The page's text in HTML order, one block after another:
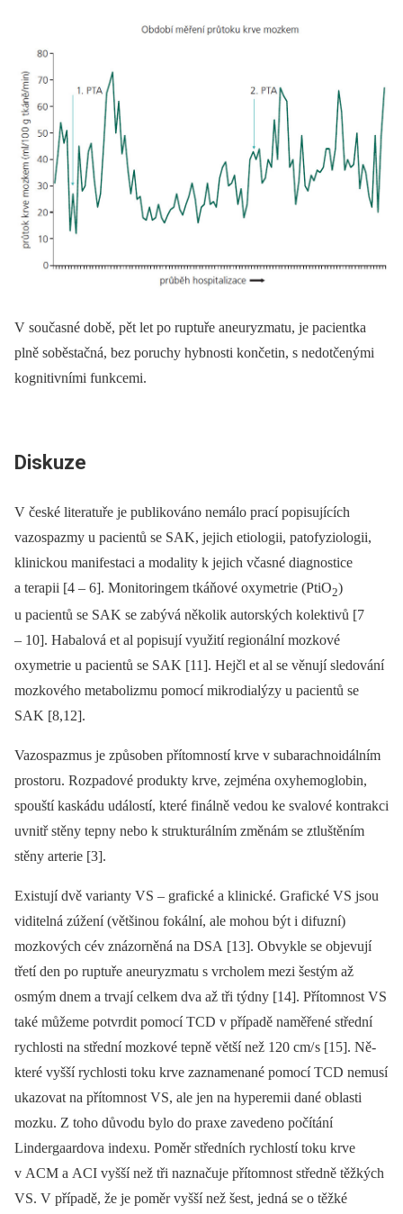
V současné době, pět let po ruptuře aneuryzmatu, je pacientka
plně soběstačná, bez poruchy hybnosti končetin, s nedotčenými
kognitivními funkcemi.
Diskuze
V české literatuře je publikováno nemálo prací popisujících
vazospazmy u pacientů se SAK, jejich etiologii, patofyziologii,
klinickou manifestaci a modality k jejich včasné dia­gnostice
a terapii [4 –⁠ 6]. Monitoringem tkáňové oxymetrie (PtiO2)
u pacientů se SAK se zabývá několik autorských kolektivů [7
–⁠ 10]. Habalová et al popisují využití regionální mozkové
oxymetrie u pacientů se SAK [11]. Hejčl et al se věnují sledování
mozkového metabolizmu pomocí mikrodialýzy u pacientů se
SAK [8,12].
Vazospazmus je způsoben přítomností krve v subarachnoidálním
prostoru. Rozpadové produkty krve, zejména oxyhemoglobin,
spouští kaskádu událostí, které finálně vedou ke svalové kontrakci
uvnitř stěny tepny nebo k strukturálním změnám se ztluštěním
stěny arterie [3].
Existují dvě varianty VS –⁠ grafické a klinické. Grafické VS jsou
viditelná zúžení (většinou fokální, ale mohou být i difuzní)
mozkových cév znázorněná na DSA [13]. Obvykle se objevují
třetí den po ruptuře aneuryzmatu s vrcholem mezi šestým až
osmým dnem a trvají celkem dva až tři týdny [14]. Přítomnost VS
také můžeme potvrdit pomocí TCD v případě naměřené střední
rychlosti na střední mozkové tepně větší než 120 cm/ s [15]. Ně­
kte­ré vyšší rychlosti toku krve zaznamenané pomocí TCD nemusí
ukazovat na přítomnost VS, ale jen na hyperemii dané oblasti
mozku. Z toho důvodu bylo do praxe zavedeno počítání
Lindergaardova indexu. Poměr středních rychlostí toku krve
v ACM a ACI vyšší než tři naznačuje přítomnost středně těžkých
VS. V případě, že je poměr vyšší než šest, jedná se o těžké